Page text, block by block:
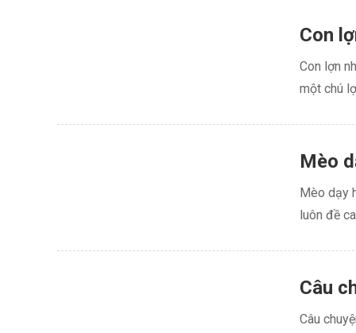
Con
Con lợn
một chú
Mèo
Mèo dạy
luôn đề
Câu
Câu